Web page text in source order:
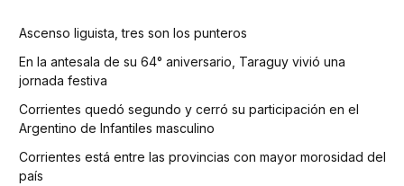
Ascenso liguista, tres son los punteros
En la antesala de su 64° aniversario, Taraguy vivió una
jornada festiva
Corrientes quedó segundo y cerró su participación en el
Argentino de Infantiles masculino
Corrientes está entre las provincias con mayor morosidad del
país